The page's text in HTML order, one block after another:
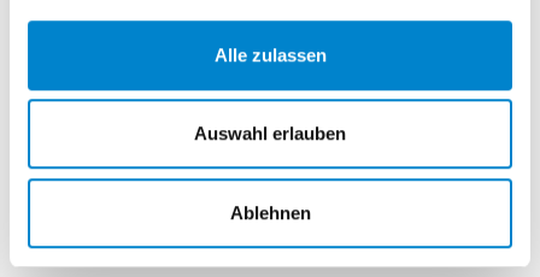
Alle zulassen
Auswahl erlauben
Ablehnen
Schwarz gefärbte V-Fugen – für elegante
Kontraste und moderne Linienführung
Individuelle Oberflächenwahl: Durat , Echtlack,
Deck – für hohe Designqualität
Vielfältige Designs – passend für moderne und
anspruchsvolle Raumkonzepte